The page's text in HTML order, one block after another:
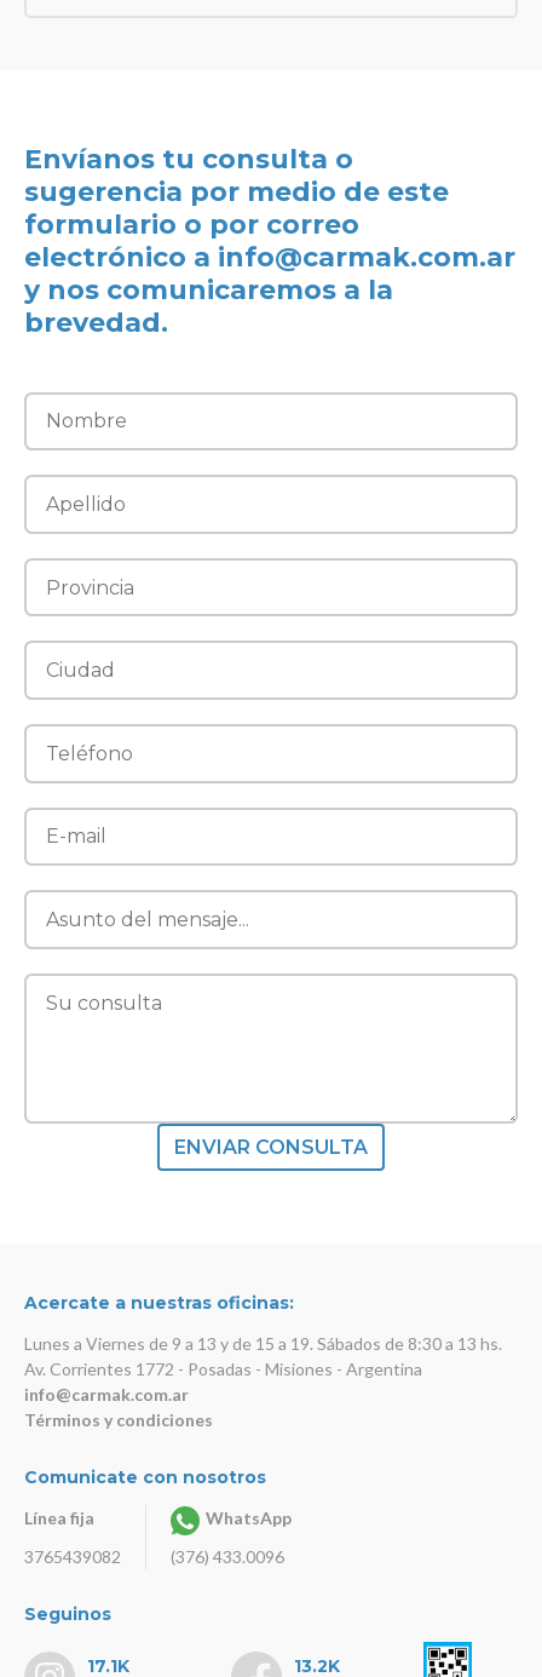
Envíanos tu consulta o
sugerencia por medio de este
formulario o por correo
electrónico a info@carmak.com.ar
y nos comunicaremos a la
brevedad.
ENVIAR CONSULTA
Acercate a nuestras oficinas:
Lunes a Viernes de 9 a 13 y de 15 a 19. Sábados de 8:30 a 13 hs.
Av. Corrientes 1772 - Posadas - Misiones - Argentina
info@carmak.com.ar
Términos y condiciones
Comunicate con nosotros
Línea fija
3765439082
WhatsApp
(376) 433.0096
Seguinos
17.1K 13.2K